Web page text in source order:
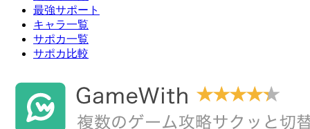
最強サポート
キャラ一覧
サポカ一覧
サポカ比較